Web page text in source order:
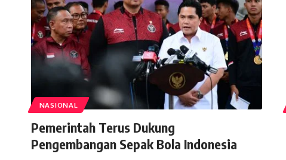
NASIONAL
Pemerintah Terus Dukung
Pengembangan Sepak Bola Indonesia